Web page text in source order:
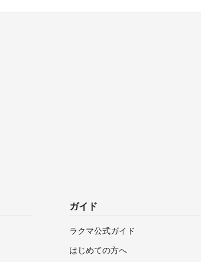
ガイド
ラクマ公式ガイド
はじめての方へ